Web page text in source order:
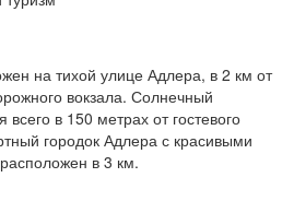
на тихой улице Адлера, в 2 км от
вокзала. Солнечный
в 150 метрах от гостевого
городок Адлера с красивыми
в 3 км.